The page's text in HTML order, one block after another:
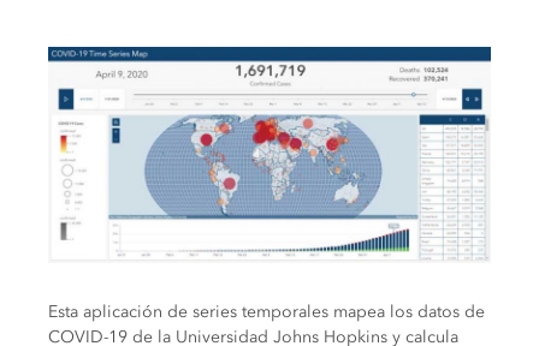
Esta aplicación de series temporales mapea los datos de
COVID-19 de la Universidad Johns Hopkins y calcula